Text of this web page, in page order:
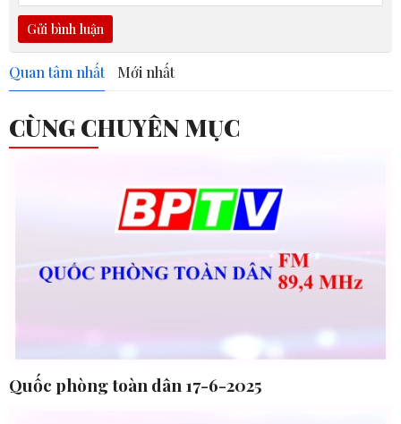
Gửi bình luận
Quan tâm nhất Mới nhất
CÙNG CHUYÊN MỤC
Quốc phòng toàn dân 17-6-2025